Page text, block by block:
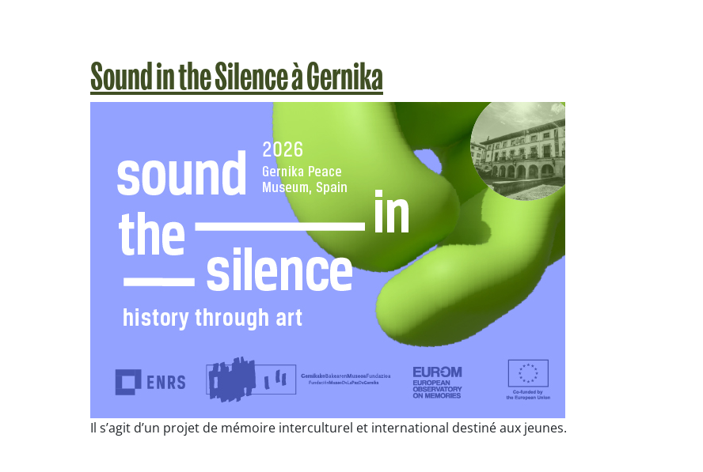
Sound in the Silence à Gernika
Il s’agit d’un projet de mémoire interculturel et international destiné aux jeunes.